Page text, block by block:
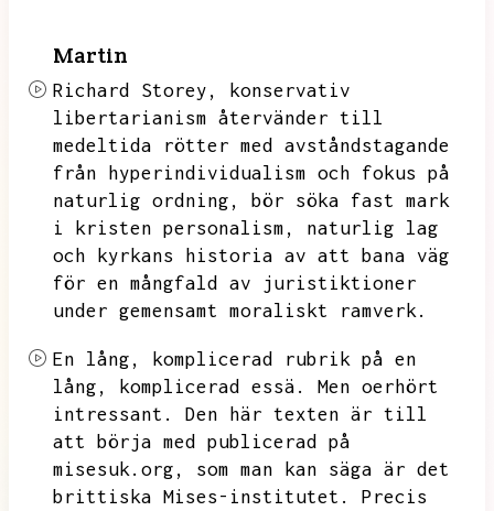
Martin
Richard Storey,
konservativ
libertarianism återvänder till
medeltida rötter med avståndstagande
från hyperindividualism och fokus på
naturlig ordning,
bör söka fast mark
i kristen personalism,
naturlig lag
och kyrkans historia av att bana väg
för en mångfald av juristiktioner
under gemensamt moraliskt ramverk.
En lång,
komplicerad rubrik på en
lång,
komplicerad essä.
Men oerhört
intressant.
Den här texten är till
att börja med publicerad på
misesuk.org,
som man kan säga är det
brittiska Mises-institutet.
Precis